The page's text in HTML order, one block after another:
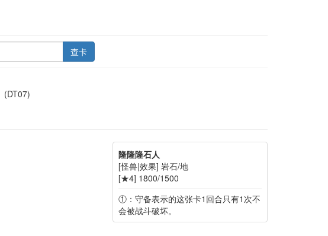
查卡
(DT07)
隆隆隆石人
[怪兽|效果] 岩石/地
[★4] 1800/1500
①：守备表示的这张卡1回合只有1次不
会被战斗破坏。